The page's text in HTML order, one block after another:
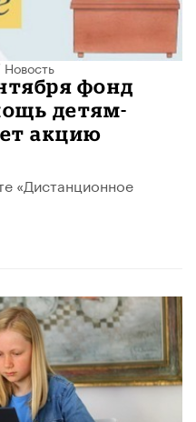
Новость
фонд
детям-
акцию
«Дистанционное